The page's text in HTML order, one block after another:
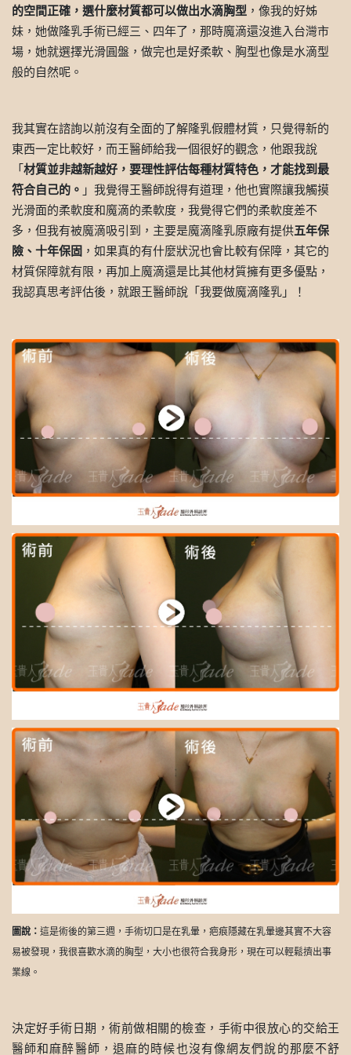
的空間正確，選什麼材質都可以做出水滴胸型 ，像我的好姊
妹，她做隆乳手術已經三、四年了，那時魔滴還沒進入台灣市
場，她就選擇光滑圓盤，做完也是好柔軟、胸型也像是水滴型
般的自然呢。
我其實在諮詢以前沒有全面的了解隆乳假體材質，只覺得新的
東西一定比較好，而王醫師給我一個很好的觀念，他跟我說
「 材質並非越新越好，要理性評估每種材質特色，才能找到最
符合自己的。 」我覺得王醫師說得有道理，他也實際讓我觸摸
光滑面的柔軟度和魔滴的柔軟度，我覺得它們的柔軟度差不
多，但我有被魔滴吸引到，主要是魔滴隆乳原廠有提供五年保
險、十年保固 ，如果真的有什麼狀況也會比較有保障，其它的
材質保障就有限，再加上魔滴還是比其他材質擁有更多優點，
我認真思考評估後，就跟王醫師說「我要做魔滴隆乳」！
圖說： 這是術後的第三週，手術切口是在乳暈，疤痕隱藏在乳暈邊其實不大容
易被發現，我很喜歡水滴的胸型，大小也很符合我身形，現在可以輕鬆擠出事
業線。
決定好手術日期，術前做相關的檢查，手術中很放心的交給王
醫師和麻醉醫師，退麻的時候也沒有像網友們說的那麼不舒